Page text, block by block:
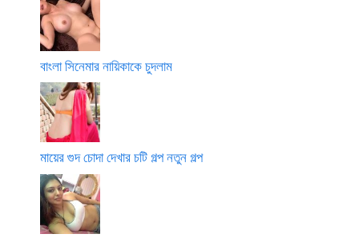
বাংলা সিনেমার নায়িকাকে চুদলাম
মায়ের গুদ চোদা দেখার চটি গল্প নতুন গল্প